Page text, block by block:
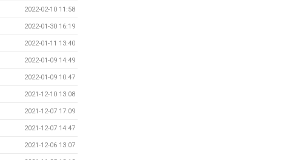
2022-02-10 11:58
2022-01-30 16:19
2022-01-11 13:40
2022-01-09 14:49
2022-01-09 10:47
2021-12-10 13:08
2021-12-07 17:09
2021-12-07 14:47
2021-12-06 13:07